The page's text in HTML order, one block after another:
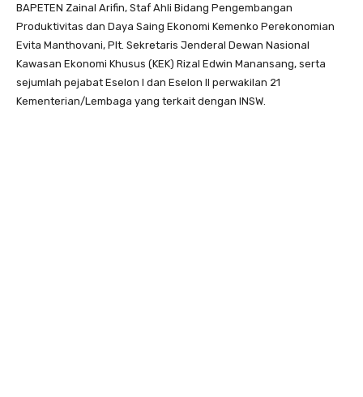
BAPETEN Zainal Arifin, Staf Ahli Bidang Pengembangan
Produktivitas dan Daya Saing Ekonomi Kemenko Perekonomian
Evita Manthovani, Plt. Sekretaris Jenderal Dewan Nasional
Kawasan Ekonomi Khusus (KEK) Rizal Edwin Manansang, serta
sejumlah pejabat Eselon I dan Eselon II perwakilan 21
Kementerian/Lembaga yang terkait dengan INSW.